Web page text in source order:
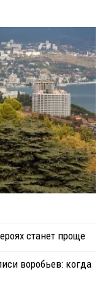
станет проще
воробьев: когда